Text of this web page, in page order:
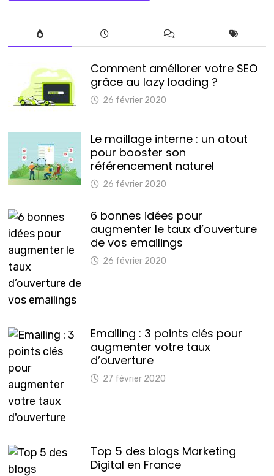
Comment améliorer votre SEO
grâce au lazy loading ?
26 février 2020
Le maillage interne : un atout
pour booster son
référencement naturel
26 février 2020
6 bonnes idées pour
augmenter le taux d’ouverture
de vos emailings
26 février 2020
Emailing : 3 points clés pour
augmenter votre taux
d’ouverture
27 février 2020
Top 5 des blogs Marketing
Digital en France